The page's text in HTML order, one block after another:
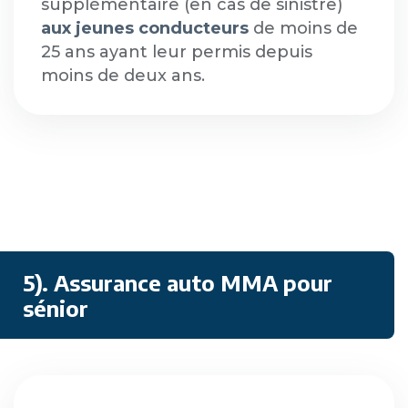
supplémentaire (en cas de sinistre)
aux jeunes conducteurs de moins de
25 ans ayant leur permis depuis
moins de deux ans.
5). Assurance auto MMA pour
sénior